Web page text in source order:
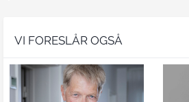
VI FORESLÅR OGSÅ